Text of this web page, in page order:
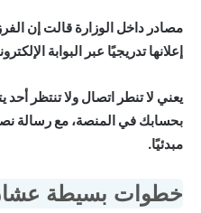
مصادر داخل الوزارة قالت إن
إعلانها تدريجيًا عبر البوابة
يعني لا تنطر اتصال ولا تنتظر
بحسابك في المنصة، مع رسالة
مبدئيًا.
خطوات بسيطة